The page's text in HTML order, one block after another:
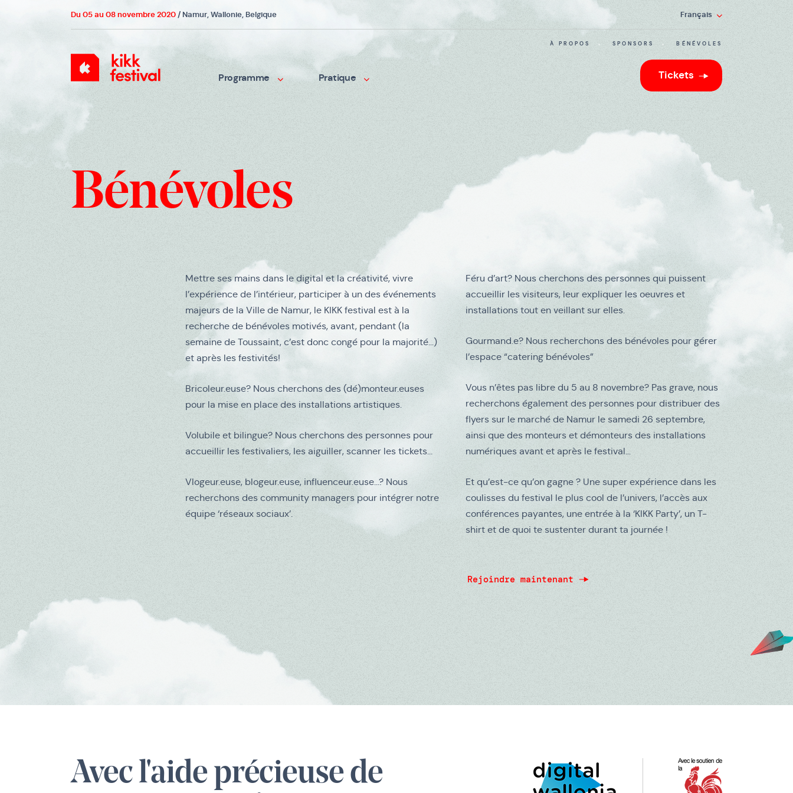
KIKK
Festival
Programme Pratique Tickets
À PROPOS SPONSORS BÉNÉVOLES
Du 05 au 08 novembre 2020/ Namur, Wallonie, Belgique Français
Bénévoles
Mettre ses mains dans le digital et la créativité, vivre
l’expérience de l’intérieur, participer à un des événements
majeurs de la Ville de Namur, le KIKK festival est à la
recherche de bénévoles motivés, avant, pendant (la
semaine de Toussaint, c’est donc congé pour la majorité…)
et après les festivités!
Bricoleur.euse? Nous cherchons des (dé)monteur.euses
pour la mise en place des installations artistiques.
Volubile et bilingue? Nous cherchons des personnes pour
accueillir les festivaliers, les aiguiller, scanner les tickets...
Vlogeur.euse, blogeur.euse, influenceur.euse...? Nous
recherchons des community managers pour intégrer notre
équipe ‘réseaux sociaux’.
Féru d’art? Nous cherchons des personnes qui puissent
accueillir les visiteurs, leur expliquer les oeuvres et
installations tout en veillant sur elles.
Gourmand.e? Nous recherchons des bénévoles pour gérer
l’espace “catering bénévoles”
Vous n’êtes pas libre du 5 au 8 novembre? Pas grave, nous
recherchons également des personnes pour distribuer des
flyers sur le marché de Namur le samedi 26 septembre,
ainsi que des monteurs et démonteurs des installations
numériques avant et après le festival…
Et qu’est-ce qu’on gagne ? Une super expérience dans les
coulisses du festival le plus cool de l’univers, l’accès aux
conférences payantes, une entrée à la ‘KIKK Party’, un T-
shirt et de quoi te sustenter durant ta journée !
Rejoindre maintenant
Avec l'aide précieuse de